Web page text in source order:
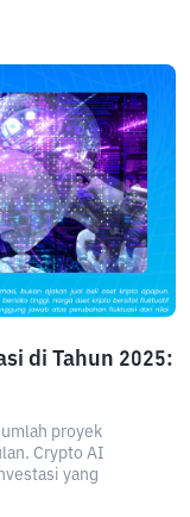
di Tahun 2025:
proyek
Crypto AI
yang